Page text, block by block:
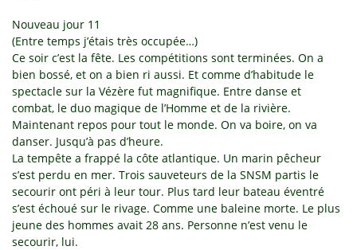
Nouveau jour 11
(Entre temps j’étais très occupée…)
Ce soir c’est la fête. Les compétitions sont terminées. On a
bien bossé, et on a bien ri aussi. Et comme d’habitude le
spectacle sur la Vézère fut magnifique. Entre danse et
combat, le duo magique de l’Homme et de la rivière.
Maintenant repos pour tout le monde. On va boire, on va
danser. Jusqu’à pas d’heure.
La tempête a frappé la côte atlantique. Un marin pêcheur
s’est perdu en mer. Trois sauveteurs de la SNSM partis le
secourir ont péri à leur tour. Plus tard leur bateau éventré
s’est échoué sur le rivage. Comme une baleine morte. Le plus
jeune des hommes avait 28 ans. Personne n’est venu le
secourir, lui.